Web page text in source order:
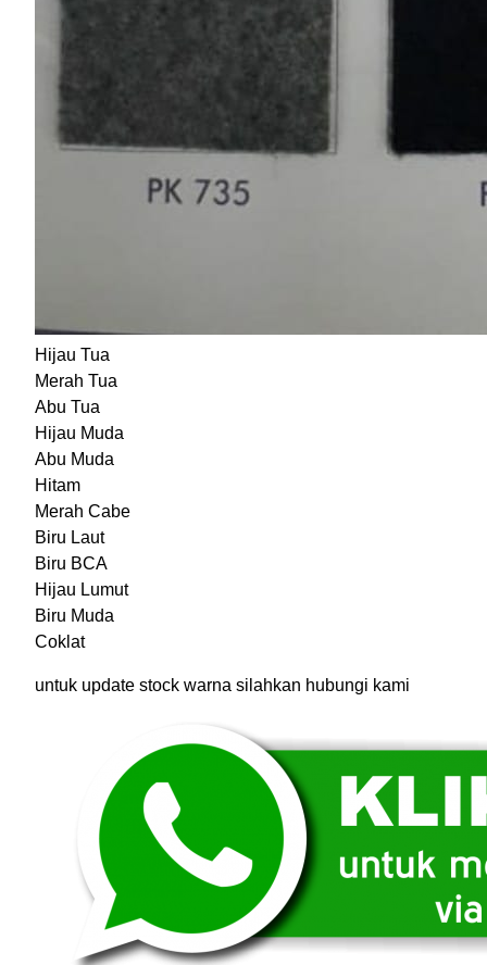
Hijau Tua
Merah Tua
Abu Tua
Hijau Muda
Abu Muda
Hitam
Merah Cabe
Biru Laut
Biru BCA
Hijau Lumut
Biru Muda
Coklat
untuk update stock warna silahkan hubungi kami